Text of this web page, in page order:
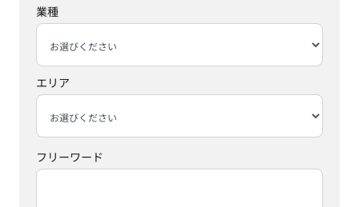
業種
エリア
フリーワード